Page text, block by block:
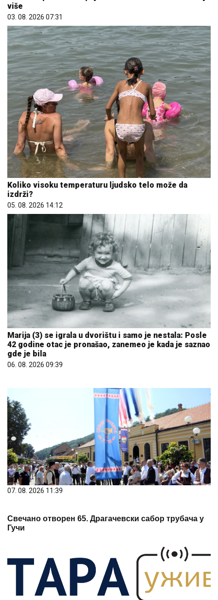
više
03. 08. 2026 07:31
Koliko visoku temperaturu ljudsko telo može da
izdrži?
05. 08. 2026 14:12
Marija (3) se igrala u dvorištu i samo je nestala: Posle
42 godine otac je pronašao, zanemeo je kada je saznao
gde je bila
06. 08. 2026 09:39
07. 08. 2026 11:39
Свечано отворен 65. Драгачевски сабор трубача у
Гучи